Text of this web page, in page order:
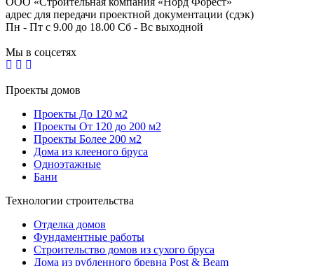
адрес для передачи проектной документации (сдэк)
Пн - Пт с 9.00 до 18.00 Сб - Вс выходной
Мы в соцсетях
Проекты домов
Проекты До 120 м2
Проекты От 120 до 200 м2
Проекты Более 200 м2
Дома из клееного бруса
Одноэтажные
Бани
Технологии строительства
Отделка домов
Фундаментные работы
Строительство домов из сухого бруса
Дома из рубленного бревна Post & Beam